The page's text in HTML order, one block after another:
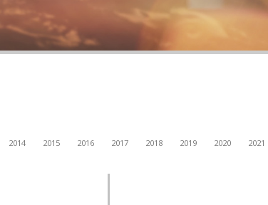
2014 2015 2016 2017 2018 2019 2020 2021